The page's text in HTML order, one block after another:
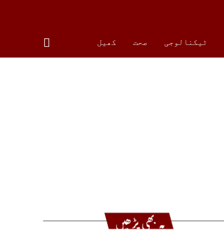
ٹیکنالوجی صحت کھیل
یہ بھی پڑھیں